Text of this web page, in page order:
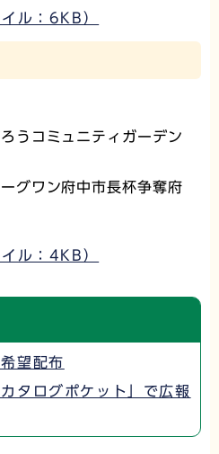
ル：6KB）
うコミュニティガーデン
グワン府中市長杯争奪府
ル：4KB）
望配布
タログポケット」で広報